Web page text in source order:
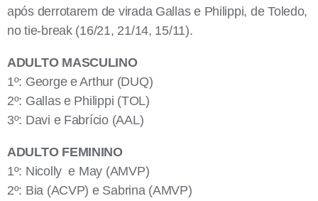
após derrotarem de virada Gallas e Philippi, de Toledo,
no tie-break (16/21, 21/14, 15/11).
ADULTO MASCULINO
1º: George e Arthur (DUQ)
2º: Gallas e Philippi (TOL)
3º: Davi e Fabrício (AAL)
ADULTO FEMININO
1º: Nicolly e May (AMVP)
2º: Bia (ACVP) e Sabrina (AMVP)